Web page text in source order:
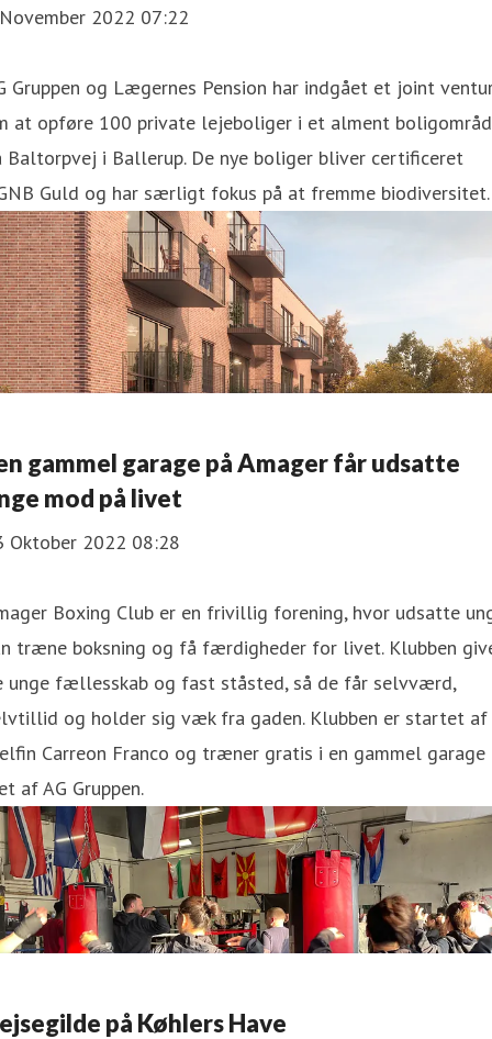
2022 07:22
Gruppen og Lægernes Pension har indgået et joint
at opføre 100 private lejeboliger i et alment
Baltorpvej i Ballerup. De nye boliger bliver certificeret
Guld og har særligt fokus på at fremme biodiversitet.
gammel garage på Amager får udsatte
mod på livet
Oktober 2022 08:28
Boxing Club er en frivillig forening, hvor udsatte
træne boksning og få færdigheder for livet. Klubben
unge fællesskab og fast ståsted, så de får selvværd,
og holder sig væk fra gaden. Klubben er startet af
Carreon Franco og træner gratis i en gammel garage
af AG Gruppen.
på Køhlers Have